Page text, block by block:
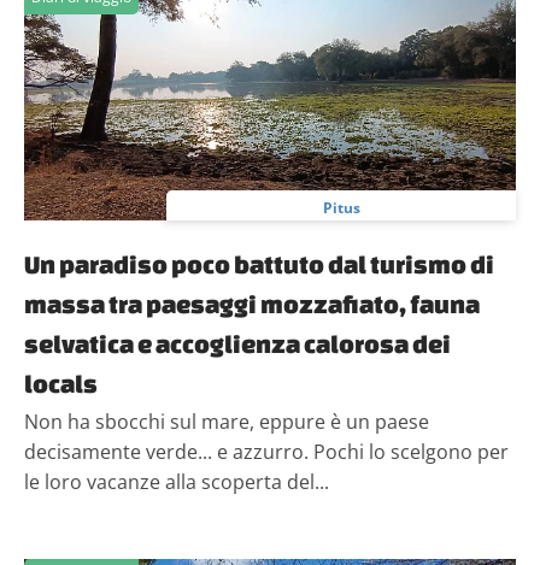
Pitus
Un paradiso poco battuto dal turismo di
massa tra paesaggi mozzafiato, fauna
selvatica e accoglienza calorosa dei
locals
Non ha sbocchi sul mare, eppure è un paese
decisamente verde... e azzurro. Pochi lo scelgono per
le loro vacanze alla scoperta del...